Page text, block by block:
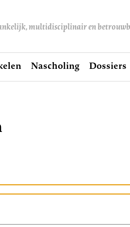
multidisciplinair en
Nascholing Dossiers